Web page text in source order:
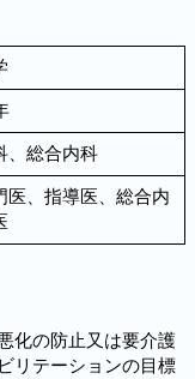
、総合内科
医、指導医、総合内
化の防止又は要介護
リテーションの目標